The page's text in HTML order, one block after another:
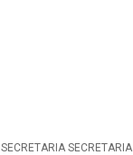
SECRETARIA SECRETARIA